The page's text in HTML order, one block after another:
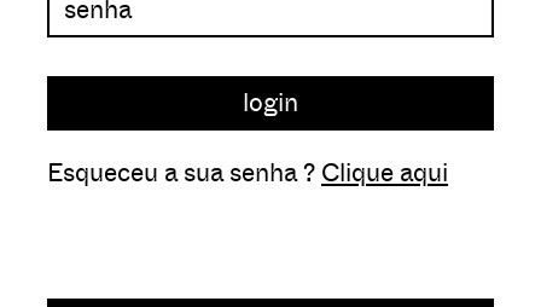
Esqueceu a sua senha ? Clique aqui